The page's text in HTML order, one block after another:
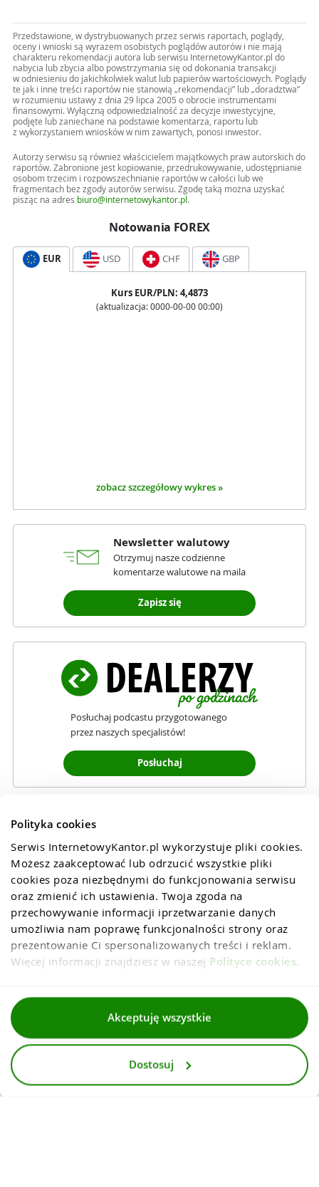
Polityka cookies
Serwis InternetowyKantor.pl wykorzystuje pliki cookies.
Możesz zaakceptować lub odrzucić wszystkie pliki
cookies poza niezbędnymi do funkcjonowania serwisu
oraz zmienić ich ustawienia. Twoja zgoda na
przechowywanie informacji iprzetwarzanie danych
umożliwia nam poprawę funkcjonalności strony oraz
prezentowanie Ci spersonalizowanych treści i reklam.
Więcej informacji znajdziesz w naszej Polityce cookies.
Akceptuję wszystkie
Dostosuj
Przedstawione, w dystrybuowanych przez serwis raportach, poglądy,
oceny i wnioski są wyrazem osobistych poglądów autorów i nie mają
charakteru rekomendacji autora lub serwisu InternetowyKantor.pl do
nabycia lub zbycia albo powstrzymania się od dokonania transakcji
w odniesieniu do jakichkolwiek walut lub papierów wartościowych. Poglądy
te jak i inne treści raportów nie stanowią „rekomendacji” lub „doradztwa”
w rozumieniu ustawy z dnia 29 lipca 2005 o obrocie instrumentami
finansowymi. Wyłączną odpowiedzialność za decyzje inwestycyjne,
podjęte lub zaniechane na podstawie komentarza, raportu lub
z wykorzystaniem wniosków w nim zawartych, ponosi inwestor.
Autorzy serwisu są również właścicielem majątkowych praw autorskich do
raportów. Zabronione jest kopiowanie, przedrukowywanie, udostępnianie
osobom trzecim i rozpowszechnianie raportów w całości lub we
fragmentach bez zgody autorów serwisu. Zgodę taką można uzyskać
pisząc na adres biuro@internetowykantor.pl .
Notowania FOREX
EUR USD CHF GBP
Kurs EUR/PLN: 4,4873
(aktualizacja: 0000-00-00 00:00)
zobacz szczegółowy wykres »
Newsletter walutowy
Otrzymuj nasze codzienne
komentarze walutowe na maila
Zapisz się
Posłuchaj podcastu przygotowanego
przez naszych specjalistów!
Posłuchaj
Regulaminy
Dla mediów